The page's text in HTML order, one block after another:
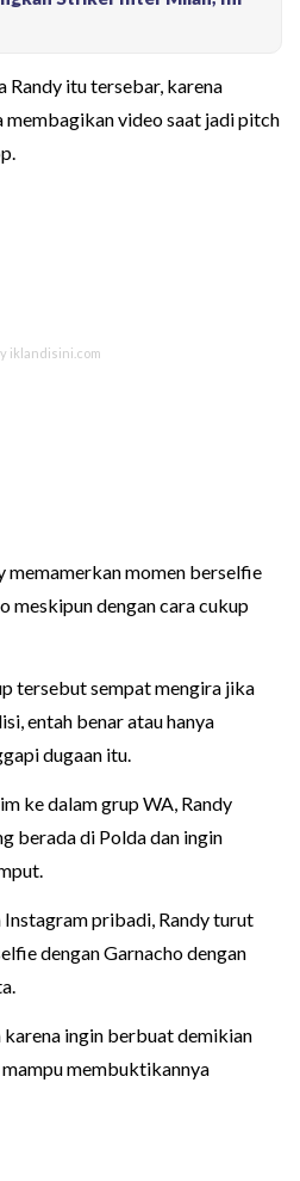
itu tersebar, karena
membagikan video saat jadi pitch
memamerkan momen berselfie
meskipun dengan cara cukup
tersebut sempat mengira jika
entah benar atau hanya
dugaan itu.
ke dalam grup WA, Randy
berada di Polda dan ingin
Instagram pribadi, Randy turut
dengan Garnacho dengan
karena ingin berbuat demikian
membuktikannya